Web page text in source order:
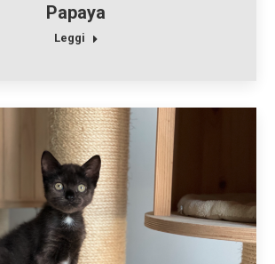
Papaya
Leggi